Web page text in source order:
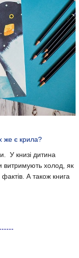
же є крила?
У книзі дитина
витримують холод, як
А також книга